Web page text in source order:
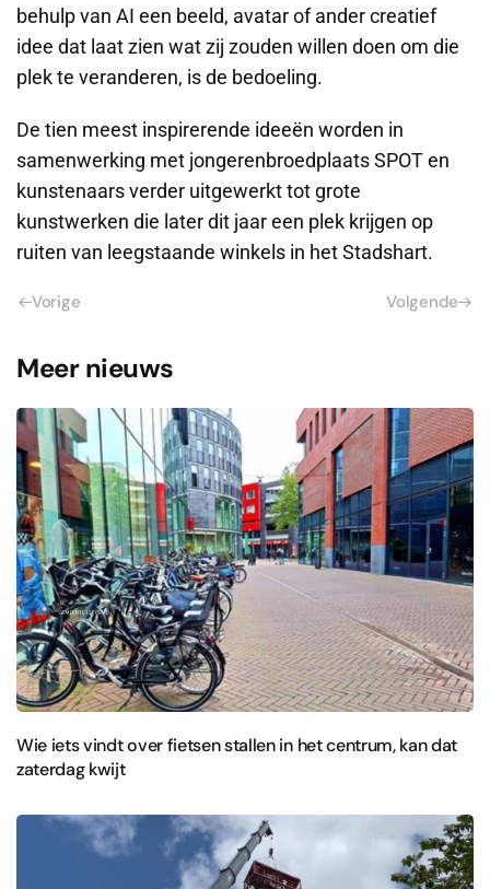
behulp van AI een beeld, avatar of ander creatief
idee dat laat zien wat zij zouden willen doen om die
plek te veranderen, is de bedoeling.
De tien meest inspirerende ideeën worden in
samenwerking met jongerenbroedplaats SPOT en
kunstenaars verder uitgewerkt tot grote
kunstwerken die later dit jaar een plek krijgen op
ruiten van leegstaande winkels in het Stadshart.
Vorige Volgende
Meer nieuws
Wie iets vindt over fietsen stallen in het centrum, kan dat
zaterdag kwijt